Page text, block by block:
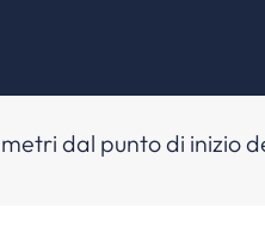
dal punto di inizio